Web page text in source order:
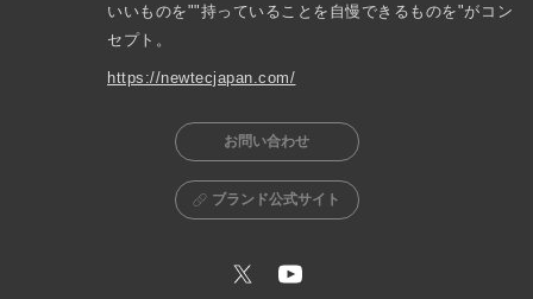
いいものを""持っていることを自慢できるものを"がコン
セプト。
https://newtecjapan.com/
お問い合わせ
ブランド公式サイト